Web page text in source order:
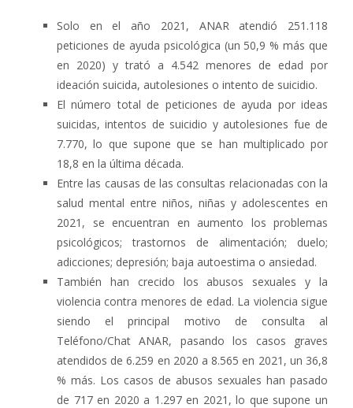
Solo en el año 2021, ANAR atendió 251.118
peticiones de ayuda psicológica (un 50,9 % más que
en 2020) y trató a 4.542 menores de edad por
ideación suicida, autolesiones o intento de suicidio.
El número total de peticiones de ayuda por ideas
suicidas, intentos de suicidio y autolesiones fue de
7.770, lo que supone que se han multiplicado por
18,8 en la última década.
Entre las causas de las consultas relacionadas con la
salud mental entre niños, niñas y adolescentes en
2021, se encuentran en aumento los problemas
psicológicos; trastornos de alimentación; duelo;
adicciones; depresión; baja autoestima o ansiedad.
También han crecido los abusos sexuales y la
violencia contra menores de edad. La violencia sigue
siendo el principal motivo de consulta al
Teléfono/Chat ANAR, pasando los casos graves
atendidos de 6.259 en 2020 a 8.565 en 2021, un 36,8
% más. Los casos de abusos sexuales han pasado
de 717 en 2020 a 1.297 en 2021, lo que supone un